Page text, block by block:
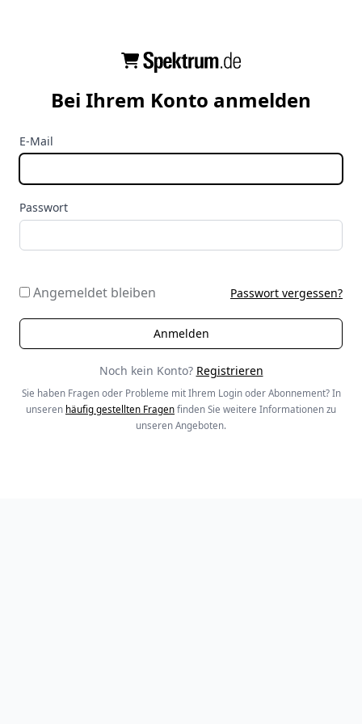
Bei Ihrem Konto anmelden
E-Mail
Passwort
Angemeldet bleiben Passwort vergessen?
Noch kein Konto? Registrieren
Sie haben Fragen oder Probleme mit Ihrem Login oder Abonnement? In
unseren häufig gestellten Fragen finden Sie weitere Informationen zu
unseren Angeboten.